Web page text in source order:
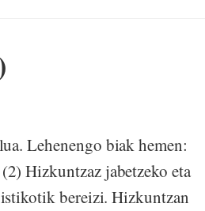
Lehenengo biak hemen:
Hizkuntzaz jabetzeko eta
bereizi. Hizkuntzan